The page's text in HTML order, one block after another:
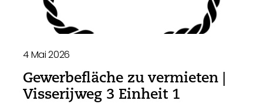
4 Mai 2026
Gewerbefläche zu vermieten |
Visserijweg 3 Einheit 1